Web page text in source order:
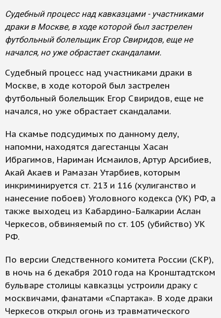
Судебный процесс над кавказцами - участниками
драки в Москве, в ходе которой был застрелен
футбольный болельщик Егор Свиридов, еще не
начался, но уже обрастает скандалами.
Судебный процесс над участниками драки в
Москве, в ходе которой был застрелен
футбольный болельщик Егор Свиридов, еще не
начался, но уже обрастает скандалами.
На скамье подсудимых по данному делу,
напомни, находятся дагестанцы Хасан
Ибрагимов, Нариман Исмаилов, Артур Арсибиев,
Акай Акаев и Рамазан Утарбиев, которым
инкриминируется ст. 213 и 116 (хулиганство и
нанесение побоев) Уголовного кодекса (УК) РФ, а
также выходец из Кабардино-Балкарии Аслан
Черкесов, обвиняемый по ст. 105 (убийство) УК
РФ.
По версии Следственного комитета России (СКР),
в ночь на 6 декабря 2010 года на Кронштадтском
бульваре столицы кавказцы устроили драку с
москвичами, фанатами «Спартака». В ходе драки
Черкесов открыл огонь из травматического